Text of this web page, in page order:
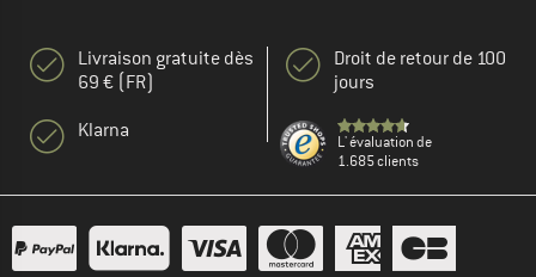
Livraison gratuite dès
69 € (FR)
Klarna
Droit de retour de 100
jours
L' évaluation de
1.685 clients